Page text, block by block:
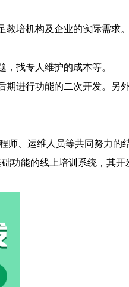
教培机构及企业的实际需求
，找专人维护的成本等。
期进行功能的二次开发。另
师、运维人员等共同努力的
功能的线上培训系统，其开